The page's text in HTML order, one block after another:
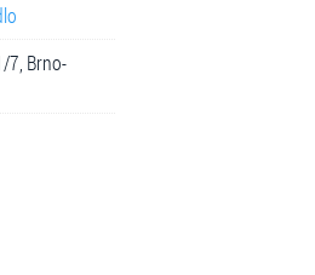
7, Brno-